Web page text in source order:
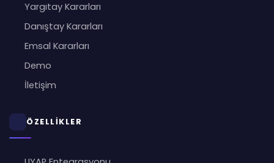
Yargıtay Kararları
Danıştay Kararları
Emsal Kararları
Demo
İletişim
ÖZELLİKLER